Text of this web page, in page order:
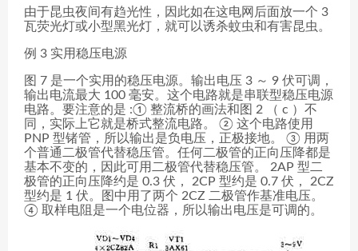
由于昆虫夜间有趋光性，因此如在这电网后面放一个 3
瓦荧光灯或小型黑光灯，就可以诱杀蚊虫和有害昆虫。
例 3 实用稳压电源
图 7 是一个实用的稳压电源。输出电压 3 ～ 9 伏可调，
输出电流最大 100 毫安。这个电路就是串联型稳压电源
电路。要注意的是 :① 整流桥的画法和图 2 （ c ）不
同，实际上它就是桥式整流电路。 ② 这个电路使用
PNP 型锗管，所以输出是负电压，正极接地。 ③ 用两
个普通二极管代替稳压管。任何二极管的正向压降都是
基本不变的，因此可用二极管代替稳压管。 2AP 型二
极管的正向压降约是 0.3 伏， 2CP 型约是 0.7 伏， 2CZ
型约是 1 伏。图中用了两个 2CZ 二极管作基准电压。
④ 取样电阻是一个电位器，所以输出电压是可调的。